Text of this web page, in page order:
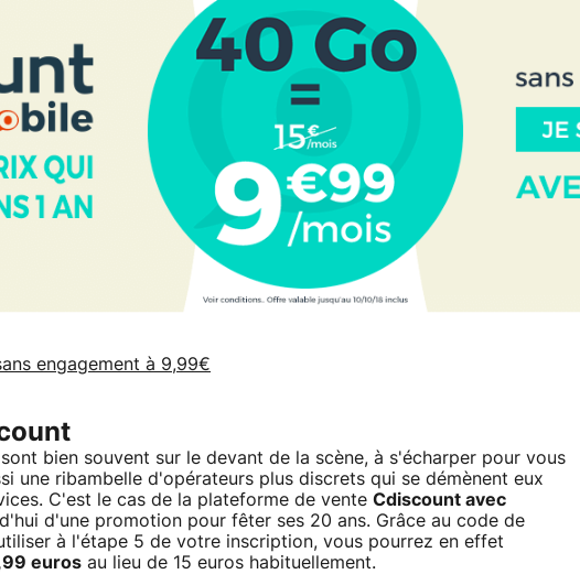
engagement à 9,99€
bien souvent sur le devant de la scène, à s'écharper pour vous
une ribambelle d'opérateurs plus discrets qui se démènent eux
C'est le cas de la plateforme de vente Cdiscount avec
d'une promotion pour fêter ses 20 ans. Grâce au code de
à l'étape 5 de votre inscription, vous pourrez en effet
euros au lieu de 15 euros habituellement.